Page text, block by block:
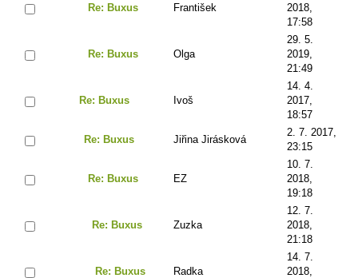
Re: Buxus František
2018,
17:58
Re: Buxus Olga
29. 5.
2019,
21:49
Re: Buxus Ivoš
14. 4.
2017,
18:57
Re: Buxus Jiřina Jirásková
2. 7. 2017,
23:15
Re: Buxus EZ
10. 7.
2018,
19:18
Re: Buxus Zuzka
12. 7.
2018,
21:18
Re: Buxus Radka
14. 7.
2018,